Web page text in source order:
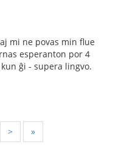
mi ne povas min flue
esperanton por 4
ĝi - supera lingvo.
> »